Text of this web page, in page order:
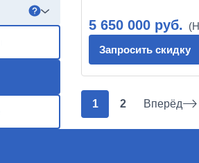
5 650 000 руб.
Запросить скидку
1 2 Вперёд